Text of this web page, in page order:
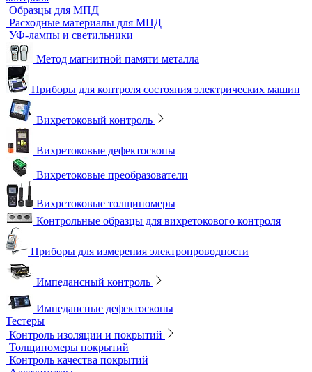
Контроль проникающими веществами
Образцы для ЦД
Пенетрант, проявитель, очиститель
Ультрафиолетовые лампы
Принадлежности для контроля проникающими веществами
Индукционные нагреватели
Нагреватели для монтажа подшипников
Магнитный контроль
Магнитопорошковые дефектоскопы и электромагниты
Магнитные толщиномеры покрытий
Магнитометры, коэрцитиметры и ферритометры
Автоматические линии и стенды магнитопорошкового
контроля
Образцы для МПД
Расходные материалы для МПД
УФ-лампы и светильники
Метод магнитной памяти металла
Приборы для контроля состояния электрических машин
Вихретоковый контроль
Вихретоковые дефектоскопы
Вихретоковые преобразователи
Вихретоковые толщиномеры